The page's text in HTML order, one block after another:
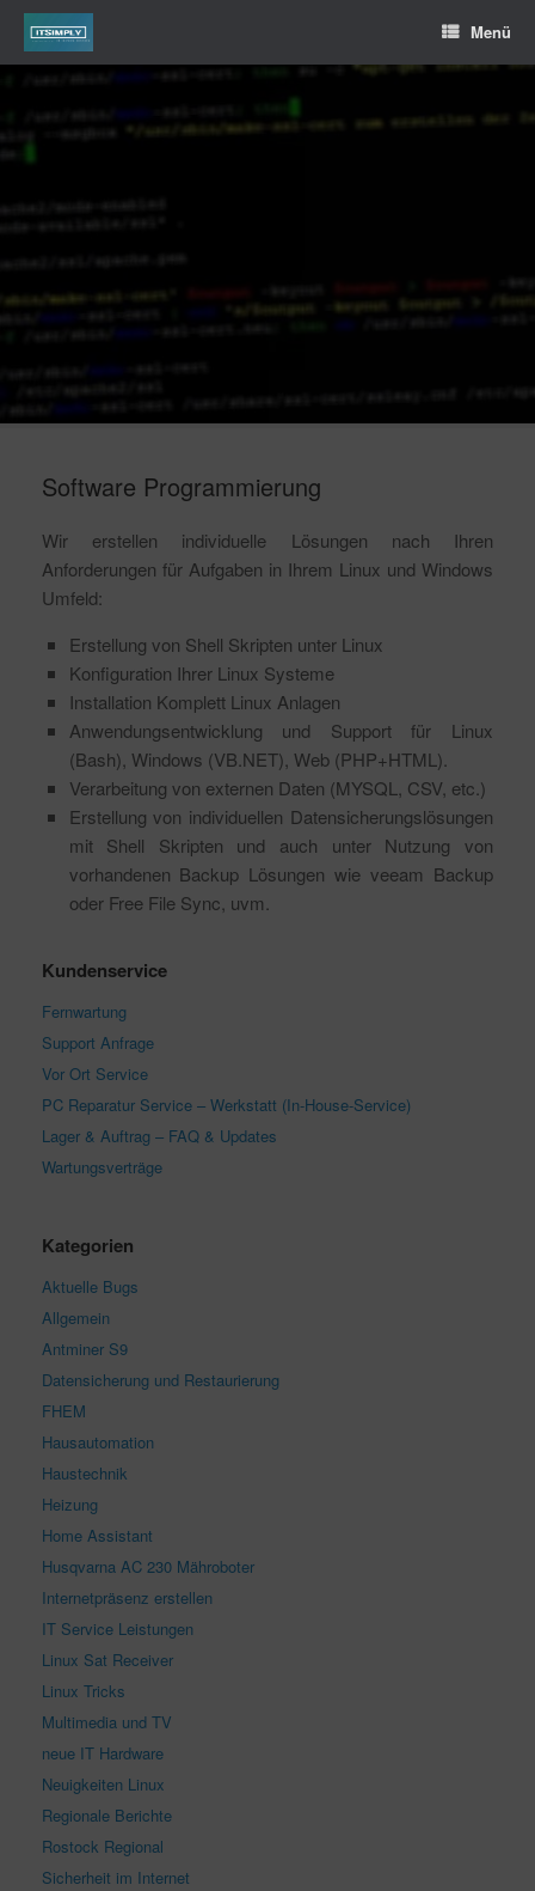
Menü
Software Programmierung
Wir erstellen individuelle Lösungen nach Ihren
Anforderungen für Aufgaben in Ihrem Linux und Windows
Umfeld:
Erstellung von Shell Skripten unter Linux
Konfiguration Ihrer Linux Systeme
Installation Komplett Linux Anlagen
Anwendungsentwicklung und Support für Linux
(Bash), Windows (VB.NET), Web (PHP+HTML).
Verarbeitung von externen Daten (MYSQL, CSV, etc.)
Erstellung von individuellen Datensicherungslösungen
mit Shell Skripten und auch unter Nutzung von
vorhandenen Backup Lösungen wie veeam Backup
oder Free File Sync, uvm.
Kundenservice
Fernwartung
Support Anfrage
Vor Ort Service
PC Reparatur Service – Werkstatt (In-House-Service)
Lager & Auftrag – FAQ & Updates
Wartungsverträge
Kategorien
Aktuelle Bugs
Allgemein
Antminer S9
Datensicherung und Restaurierung
FHEM
Hausautomation
Haustechnik
Heizung
Home Assistant
Husqvarna AC 230 Mähroboter
Internetpräsenz erstellen
IT Service Leistungen
Linux Sat Receiver
Linux Tricks
Multimedia und TV
neue IT Hardware
Neuigkeiten Linux
Regionale Berichte
Rostock Regional
Sicherheit im Internet